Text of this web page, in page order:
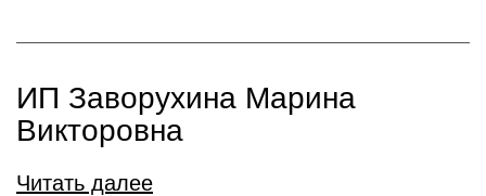
ИП Заворухина Марина
Викторовна
Читать далее